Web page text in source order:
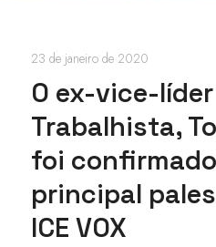
23 de janeiro de 2020
O ex-vice-
Trabalhista,
foi
principal
ICE VOX